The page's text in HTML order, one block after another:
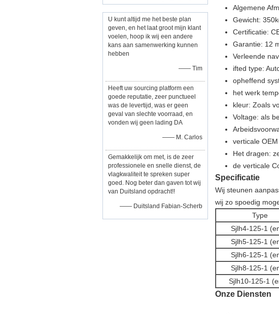
U kunt altijd me het beste plan
geven, en het laat groot mijn klant
voelen, hoop ik wij een andere
kans aan samenwerking kunnen
hebben
—— Tim
Heeft uw sourcing platform een
goede reputatie, zeer punctueel
was de levertijd, was er geen
geval van slechte voorraad, en
vonden wij geen lading DA
—— M. Carlos
Gemakkelijk om met, is de zeer
professionele en snelle dienst, de
vlagkwaliteit te spreken super
goed. Nog beter dan gaven tot wij
van Duitsland opdracht!!
—— Duitsland Fabian-Scherb
Algemene
Gewicht:
Certificatie:
Garantie: 12
Verleende
ifted type:
opheffend
het werk
kleur: Zoals
Voltage: als
verticale
Het dragen:
de verticale
Specificatie
Wij steunen
wij zo spoedig
Type
Sjlh4-125-1
Sjlh5-125-1
Sjlh6-125-1
Sjlh8-125-1
Sjlh10-125-1
Onze Diensten